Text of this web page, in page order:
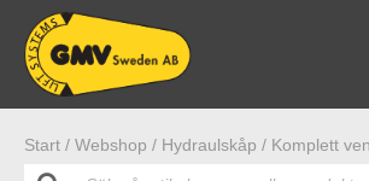
Start / Webshop / Hydraulskåp / Komplett